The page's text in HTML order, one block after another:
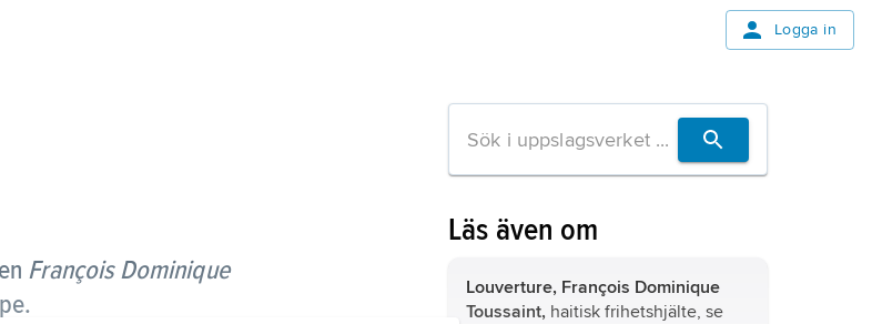
Logga in
François Dominique
Läs även om
Louverture, François Dominique
Toussaint, haitisk frihetshjälte, se